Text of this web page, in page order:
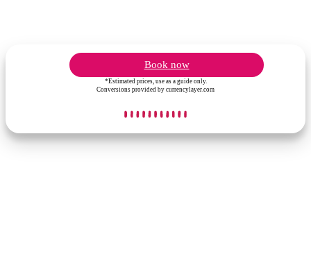
Book now
*Estimated prices, use as a guide only.
Conversions provided by currencylayer.com